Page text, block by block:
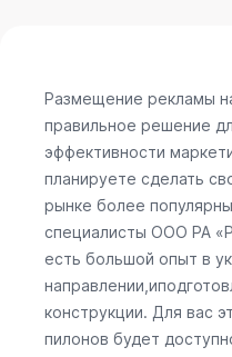
Размещение рекламы
правильное решение
эффективности
планируете сделать
рынке более
специалисты ООО РА
есть большой опыт в
конструкции. Для вас
пилонов будет